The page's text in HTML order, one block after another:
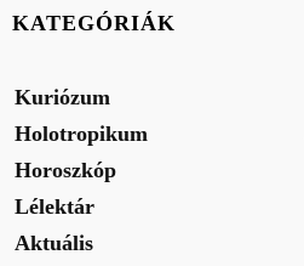
KATEGÓRIÁK
Kuriózum
Holotropikum
Horoszkóp
Lélektár
Aktuális